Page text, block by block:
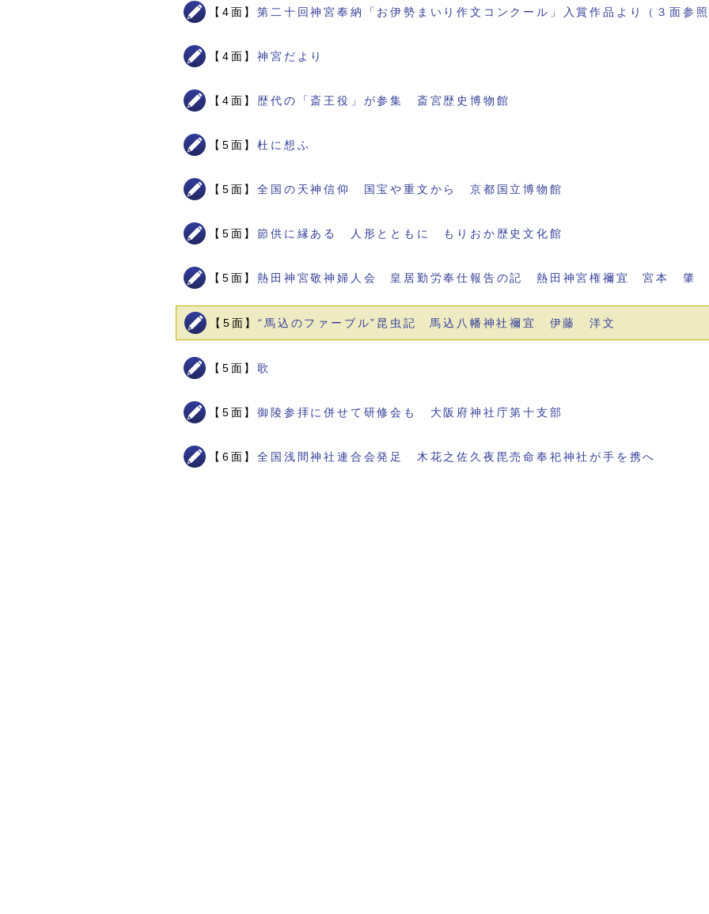
【4面】第二十回神宮奉納「お伊勢まいり作文コンクール」入賞作品より（３面参
【4面】神宮だより
【4面】 歴代の「斎王役」が参集 斎宮歴史博物館
【5面】杜に想ふ
【5面】全国の天神信仰 国宝や重文から 京都国立博物館
【5面】節供に縁ある 人形とともに もりおか歴史文化館
【5面】熱田神宮敬神婦人会 皇居勤労奉仕報告の記 熱田神宮権禰宜 宮本 肇
【5面】“馬込のファーブル”昆虫記 馬込八幡神社禰宜 伊藤 洋文
【5面】歌
【5面】御陵参拝に併せて研修会も 大阪府神社庁第十支部
【6面】全国浅間神社連合会発足 木花之佐久夜毘売命奉祀神社が手を携へ